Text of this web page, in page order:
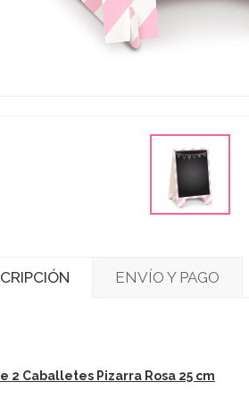
ENVÍO Y PAGO
2 Caballetes Pizarra Rosa 25 cm